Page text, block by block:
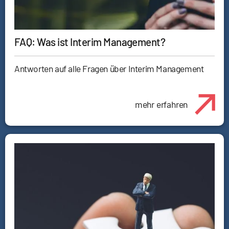
FAQ: Was ist Interim Management?
Antworten auf alle Fragen über Interim Management
mehr erfahren